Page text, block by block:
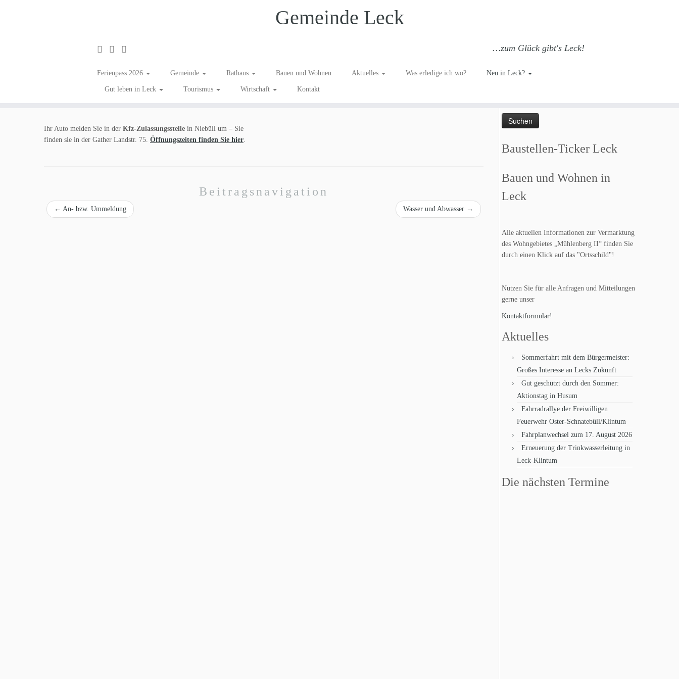
Gemeinde Leck
…zum Glück gibt's Leck!
Ferienpass 2026 Gemeinde Rathaus Bauen und Wohnen Aktuelles Was erledige ich wo? Neu in Leck?
Gut leben in Leck Tourismus Wirtschaft Kontakt
Ummeldung KFZ
Ihr Auto melden Sie in der Kfz-Zulassungsstelle in Niebüll um – Sie
finden sie in der Gather Landstr. 75. Öffnungszeiten finden Sie hier.
Beitragsnavigation
← An- bzw. Ummeldung Wasser und Abwasser →
Such dich GLÜCKlich…
Baustellen-Ticker Leck
Bauen und Wohnen in
Leck
Alle aktuellen Informationen zur Vermarktung
des Wohngebietes „Mühlenberg II“ finden Sie
durch einen Klick auf das "Ortsschild"!
Nutzen Sie für alle Anfragen und Mitteilungen
gerne unser
Kontaktformular!
Aktuelles
Sommerfahrt mit dem Bürgermeister:
Großes Interesse an Lecks Zukunft
Gut geschützt durch den Sommer:
Aktionstag in Husum
Fahrradrallye der Freiwilligen
Feuerwehr Oster-Schnatebüll/Klintum
Fahrplanwechsel zum 17. August 2026
Erneuerung der Trinkwasserleitung in
Leck-Klintum
Die nächsten Termine